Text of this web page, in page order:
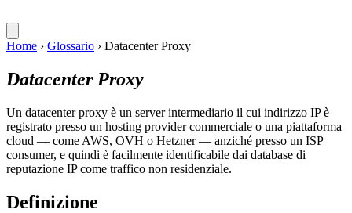
Home › Glossario › Datacenter Proxy
Datacenter Proxy
Un datacenter proxy è un server intermediario il cui indirizzo IP è
registrato presso un hosting provider commerciale o una piattaforma
cloud — come AWS, OVH o Hetzner — anziché presso un ISP
consumer, e quindi è facilmente identificabile dai database di
reputazione IP come traffico non residenziale.
Definizione